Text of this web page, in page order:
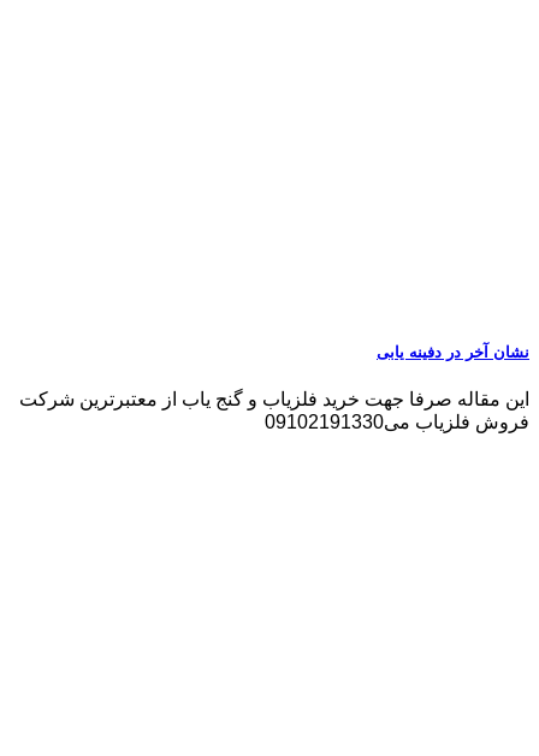
نشان آخر در دفینه یابی
این مقاله صرفا جهت خرید فلزیاب و گنج یاب از معتبرترین شرکت
فروش فلزیاب می09102191330